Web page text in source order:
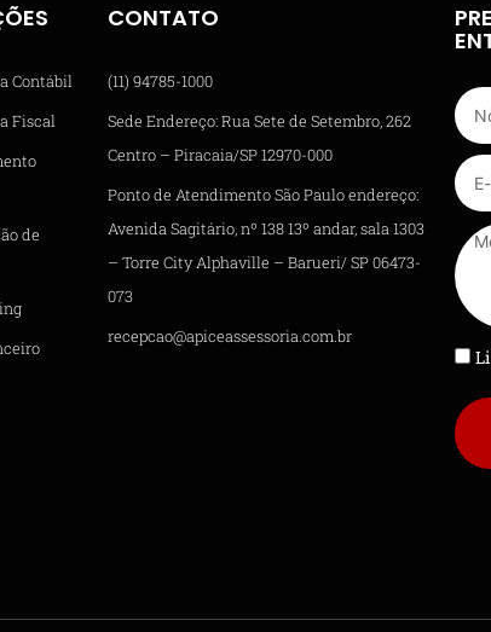
Contábil
Fiscal
de
CONTATO
(11) 94785-1000
Sede Endereço: Rua Sete de Setembro, 262
Centro – Piracaia/SP 12970-000
Ponto de Atendimento São Paulo endereço:
Avenida Sagitário, nº 138 13º andar, sala 1303
– Torre City Alphaville – Barueri/ SP 06473-
073
recepcao@apiceassessoria.com.br